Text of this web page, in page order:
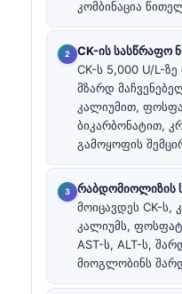
კომბინაცია
CK-ის სასწრაფო
CK-ს 5,000 U/L-
მზარდ
კალიუმით,
ბიკარბონატით,
გამოყოფის
რაბდომიოლიზის
მოიცავდეს CK-ს,
კალიუმს,
AST-ს, ALT-ს,
მიოგლობინს